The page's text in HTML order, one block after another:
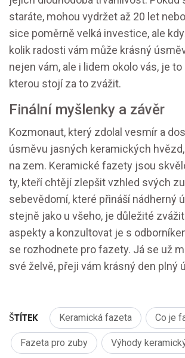
staráte, mohou vydržet až 20 let
sice poměrně velká investice, ale
kolik radosti vám může krásný
nejen vám, ale i lidem okolo vás, je
kterou stojí za to zvážit.
Finální myšlenky a závěr
Kozmonaut, který zdolal vesmír a
úsměvu jasných keramických
na zem. Keramické fazety jsou
ty, kteří chtějí zlepšit vzhled svých
sebevědomí, které přináší nádherný
stejně jako u všeho, je důležité
aspekty a konzultovat je s
se rozhodnete pro fazety. Já se už
své želvě, přeji vám krásný den plný
ŠTÍTEK Keramická fazeta Co je
Fazeta pro zuby Výhody